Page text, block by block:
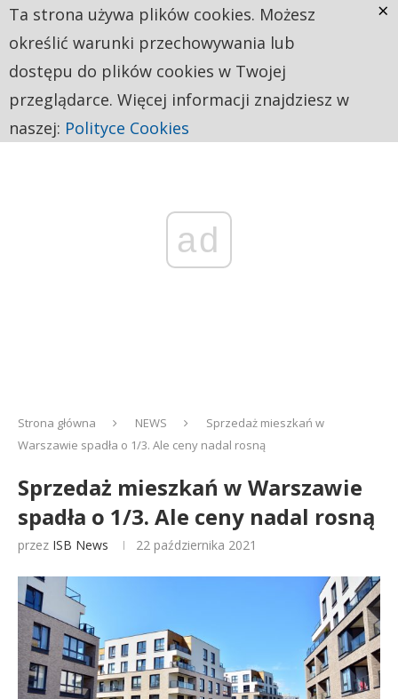
ad
Strona główna NEWS
Sprzedaż mieszkań w
Warszawie spadła o 1/3. Ale ceny nadal rosną
Sprzedaż mieszkań w Warszawie
spadła o 1/3. Ale ceny nadal rosną
przez ISB News 22 października 2021
Ta strona używa plików cookies. Możesz
określić warunki przechowywania lub
dostępu do plików cookies w Twojej
przeglądarce. Więcej informacji znajdziesz w
naszej: Polityce Cookies
×